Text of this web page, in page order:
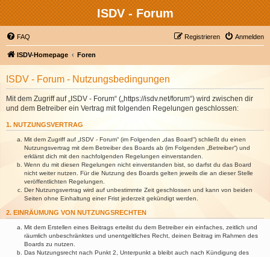
ISDV - Forum
FAQ Anmelden
Registrieren
ISDV-Homepage Foren
ISDV - Forum - Nutzungsbedingungen
Mit dem Zugriff auf „ISDV - Forum“ („https://isdv.net/forum“) wird zwischen dir
und dem Betreiber ein Vertrag mit folgenden Regelungen geschlossen:
1. NUTZUNGSVERTRAG
Mit dem Zugriff auf „ISDV - Forum“ (im Folgenden „das Board“) schließt du einen
Nutzungsvertrag mit dem Betreiber des Boards ab (im Folgenden „Betreiber“) und
erklärst dich mit den nachfolgenden Regelungen einverstanden.
Wenn du mit diesen Regelungen nicht einverstanden bist, so darfst du das Board
nicht weiter nutzen. Für die Nutzung des Boards gelten jeweils die an dieser Stelle
veröffentlichten Regelungen.
Der Nutzungsvertrag wird auf unbestimmte Zeit geschlossen und kann von beiden
Seiten ohne Einhaltung einer Frist jederzeit gekündigt werden.
2. EINRÄUMUNG VON NUTZUNGSRECHTEN
Mit dem Erstellen eines Beitrags erteilst du dem Betreiber ein einfaches, zeitlich und
räumlich unbeschränktes und unentgeltliches Recht, deinen Beitrag im Rahmen des
Boards zu nutzen.
Das Nutzungsrecht nach Punkt 2, Unterpunkt a bleibt auch nach Kündigung des